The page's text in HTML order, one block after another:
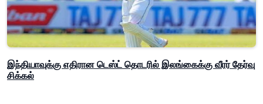
இந்தியாவுக்கு எதிரான டெஸ்ட் தொடரில் இலங்கைக்கு வீரர் தேர்வு
சிக்கல்